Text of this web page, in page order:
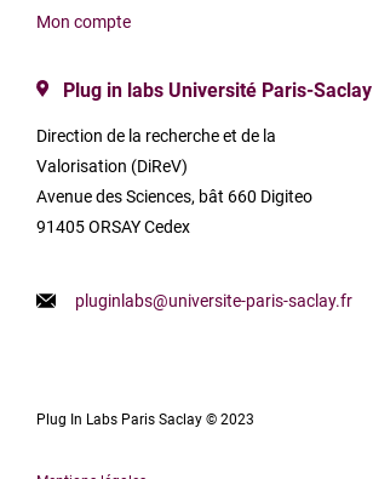
Mon compte
Plug in labs Université Paris-Saclay
Direction de la recherche et de la
Valorisation (DiReV)
Avenue des Sciences, bât 660 Digiteo
91405 ORSAY Cedex
pluginlabs@universite-paris-saclay.fr
Plug In Labs Paris Saclay © 2023